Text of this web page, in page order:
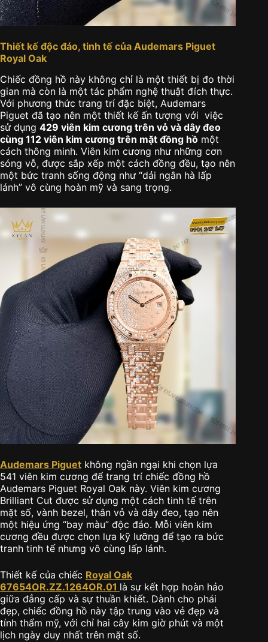
Thiết kế độc đáo, tinh tế của Audemars Piguet
Royal Oak
Chiếc đồng hồ này không chỉ là một thiết bị đo thời
gian mà còn là một tác phẩm nghệ thuật đích thực.
Với phương thức trang trí đặc biệt, Audemars
Piguet đã tạo nên một thiết kế ấn tượng với việc
sử dụng 429 viên kim cương trên vỏ và dây đeo
cùng 112 viên kim cương trên mặt đồng hồ một
cách thông minh. Viên kim cương như những cơn
sóng vỗ, được sắp xếp một cách đồng đều, tạo nên
một bức tranh sống động như “dải ngân hà lấp
lánh” vô cùng hoàn mỹ và sang trọng.
Audemars Piguet không ngần ngại khi chọn lựa
541 viên kim cương để trang trí chiếc đồng hồ
Audemars Piguet Royal Oak này. Viên kim cương
Brilliant Cut được sử dụng một cách tinh tế trên
mặt số, vành bezel, thân vỏ và dây đeo, tạo nên
một hiệu ứng “bay màu” độc đáo. Mỗi viên kim
cương đều được chọn lựa kỹ lưỡng để tạo ra bức
tranh tinh tế nhưng vô cùng lấp lánh.
Thiết kế của chiếc Royal Oak
67654OR.ZZ.1264OR.01 là sự kết hợp hoàn hảo
giữa đẳng cấp và sự thuần khiết. Dành cho phái
đẹp, chiếc đồng hồ này tập trung vào vẻ đẹp và
tính thẩm mỹ, với chỉ hai cây kim giờ phút và một
lịch ngày duy nhất trên mặt số.